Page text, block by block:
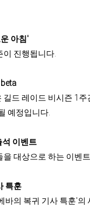
아침'
이 진행됩니다.
길드 레이드 비시즌 1주
예정입니다.
석 이벤트
대상으로 하는 이벤
특훈
바의 복귀 기사 특훈'의